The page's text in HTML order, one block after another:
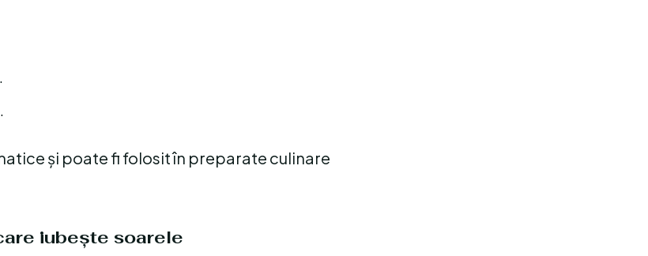
și poate fi folosit în preparate culinare
iubește soarele